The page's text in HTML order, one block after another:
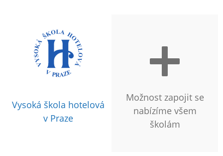
Vysoká škola hotelová
v Praze
Možnost zapojit se
nabízíme všem
školám